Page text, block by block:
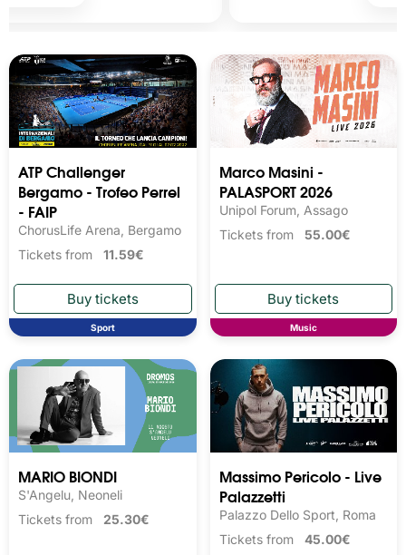
ATP Challenger
Bergamo - Trofeo Perrel
- FAIP
ChorusLife Arena, Bergamo
Tickets from 11.59€
Sport
Marco Masini -
PALASPORT 2026
Unipol Forum, Assago
Tickets from 55.00€
Music
MARIO BIONDI
S'Angelu, Neoneli
Tickets from 25.30€
Massimo Pericolo - Live
Palazzetti
Palazzo Dello Sport, Roma
Tickets from 45.00€